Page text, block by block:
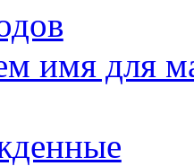
имя для